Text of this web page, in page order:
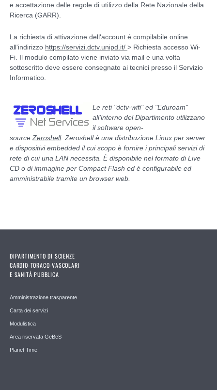
e accettazione delle regole di utilizzo della Rete Nazionale della
Ricerca (GARR).
La richiesta di attivazione dell'account é compilabile online
all'indirizzo https://servizi.dctv.unipd.it/ > Richiesta accesso Wi-
Fi. Il modulo compilato viene inviato via mail e una volta
sottoscritto deve essere consegnato ai tecnici presso il Servizio
Informatico.
Le reti "dctv-wifi" ed "Eduroam"
all'interno del Dipartimento utilizzano
il software open-
source Zeroshell. Zeroshell è una distribuzione Linux per server
e dispositivi embedded il cui scopo è fornire i principali servizi di
rete di cui una LAN necessita. È disponibile nel formato di Live
CD o di immagine per Compact Flash ed è configurabile ed
amministrabile tramite un browser web.
DIPARTIMENTO DI SCIENZE
CARDIO-TORACO-VASCOLARI
E SANITÀ PUBBLICA
Amministrazione trasparente
Carta dei servizi
Modulistica
Area riservata GeBeS
Planet Time